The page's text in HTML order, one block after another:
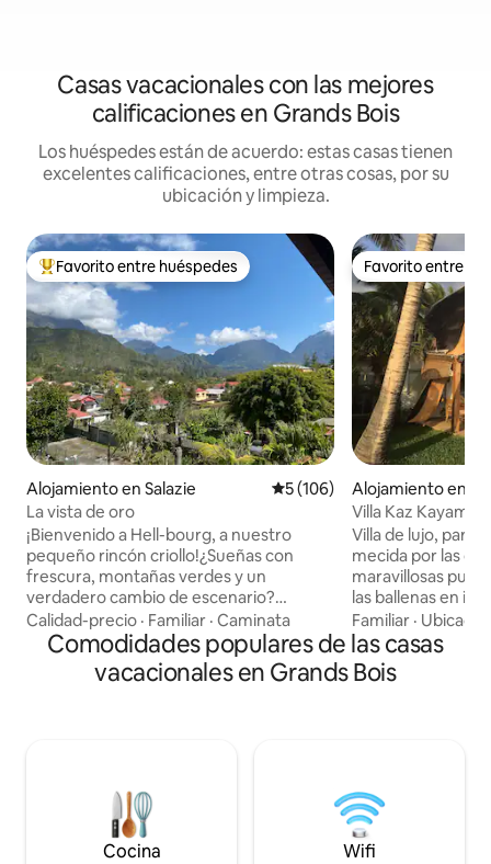
Casas vacacionales con las mejores
calificaciones en Grands Bois
Los huéspedes están de acuerdo: estas casas tienen
excelentes calificaciones, entre otras cosas, por su
ubicación y limpieza.
Favorito entre huéspedes preferido
Favorito entre huéspedes
Alojamiento en Salazie Calificación promedio: 5 de
5 (106)
La vista de oro
¡Bienvenido a Hell-bourg, a nuestro
pequeño rincón criollo!¿Sueñas con
frescura, montañas verdes y un
verdadero cambio de escenario?
Nuestra casa criolla llena de
encanto,enclavada en el corazón del
pueblo de Hell-Bourg(clasificado entre
los pueblos más bellos de Francia),te
Le damos la bienvenida con mucho
gusto. Hasta pronto en el corazón de la
Calidad-precio · Familiar · Caminata
Favorito entre
Favorito entre
Alojamiento en
Villa Kaz Kayamb,
Blanche
Villa de lujo, para
mecida por las
maravillosas
las ballenas en
con acceso
terraza ampliada
desbordante sin
tropical arbolado.
de Rbnb.
Familiar ·
Comodidades populares de las casas
vacacionales en Grands Bois
Cocina Wifi